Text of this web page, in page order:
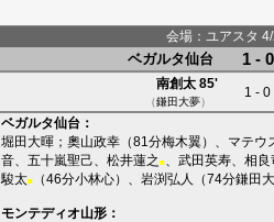
会場：ユアスタ
ベガルタ仙台 1 - 0
南創太 85'
（鎌田大夢）
1 - 0
ベガルタ仙台 ：
堀田大暉 ； 奧山政幸 （81分梅木翼 ）、 マテウ
音
五十嵐聖己 松井蓮之 ■ 武田英寿 相良
駿太■ （46分小林心）、 岩渕弘人 （74分鎌田
モンテディオ山形 ：